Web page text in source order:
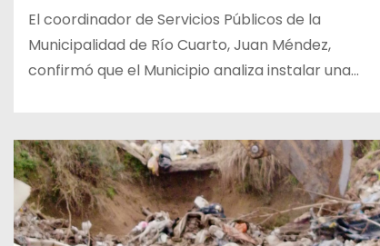
El coordinador de Servicios Públicos de la
Municipalidad de Río Cuarto, Juan Méndez,
confirmó que el Municipio analiza instalar una…